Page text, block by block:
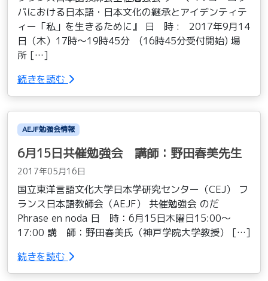
パにおける日本語・日本文化の継承とアイデンティテ
ィー「私」を生きるために』 日 時 : 2017年9月14
日（木）17時〜19時45分 (16時45分受付開始) 場
所 […]
続きを読む
AEJF勉強会情報
6月15日共催勉強会 講師：野田春美先生
2017年05月16日
国立東洋言語文化大学日本学研究センター（CEJ） フ
ランス日本語教師会（AEJF） 共催勉強会 のだ
Phrase en noda 日 時：6月15日木曜日15:00～
17:00 講 師：野田春美氏（神戸学院大学教授） […]
続きを読む